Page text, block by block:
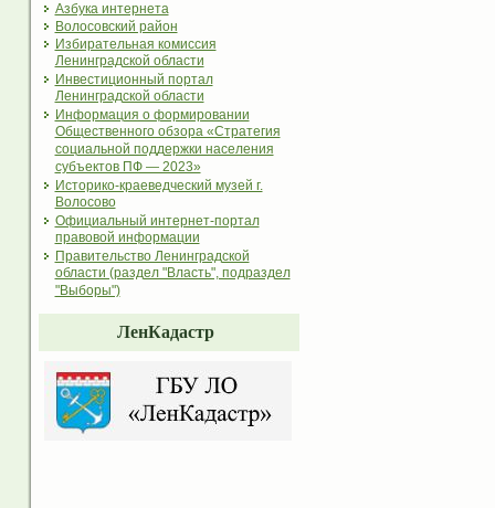
Азбука интернета
Волосовский район
Избирательная комиссия
Ленинградской области
Инвестиционный портал
Ленинградской области
Информация о формировании
Общественного обзора «Стратегия
социальной поддержки населения
субъектов ПФ — 2023»
Историко-краеведческий музей г.
Волосово
Официальный интернет-портал
правовой информации
Правительство Ленинградской
области (раздел "Власть", подраздел
"Выборы")
ЛенКадастр